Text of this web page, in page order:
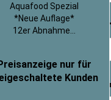
mit
mit
Aquafood Spezial
*Neue Auflage*
12er Abnahme...
nur für
Kunden